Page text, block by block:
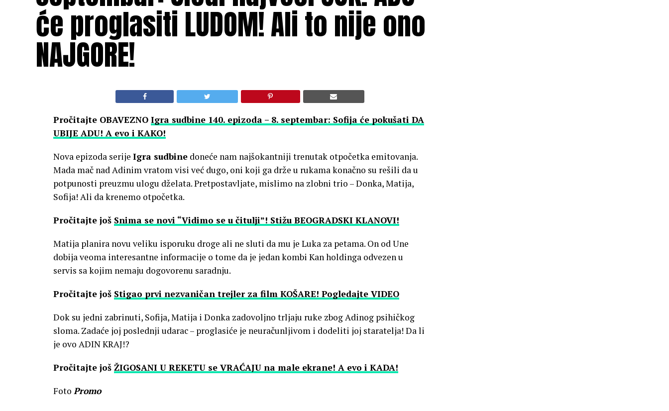
će proglasiti LUDOM! Ali to nije ono
NAJGORE!
Pročitajte OBAVEZNO Igra sudbine 140. epizoda – 8. septembar: Sofija će pokušati DA
UBIJE ADU! A evo i KAKO!
Nova epizoda serije Igra sudbine doneće nam najšokantniji trenutak otpočetka emitovanja.
Mada mač nad Adinim vratom visi već dugo, oni koji ga drže u rukama konačno su rešili da u
potpunosti preuzmu ulogu dželata. Pretpostavljate, mislimo na zlobni trio – Donka, Matija,
Sofija! Ali da krenemo otpočetka.
Pročitajte još Snima se novi “Vidimo se u čitulji”! Stižu BEOGRADSKI KLANOVI!
Matija planira novu veliku isporuku droge ali ne sluti da mu je Luka za petama. On od Une
dobija veoma interesantne informacije o tome da je jedan kombi Kan holdinga odvezen u
servis sa kojim nemaju dogovorenu saradnju.
Pročitajte još Stigao prvi nezvaničan trejler za film KOŠARE! Pogledajte VIDEO
Dok su jedni zabrinuti, Sofija, Matija i Donka zadovoljno trljaju ruke zbog Adinog psihičkog
sloma. Zadaće joj poslednji udarac – proglasiće je neuračunljivom i dodeliti joj staratelja! Da li
je ovo ADIN KRAJ!?
Pročitajte još ŽIGOSANI U REKETU se VRAĆAJU na male ekrane! A evo i KADA!
Foto Promo